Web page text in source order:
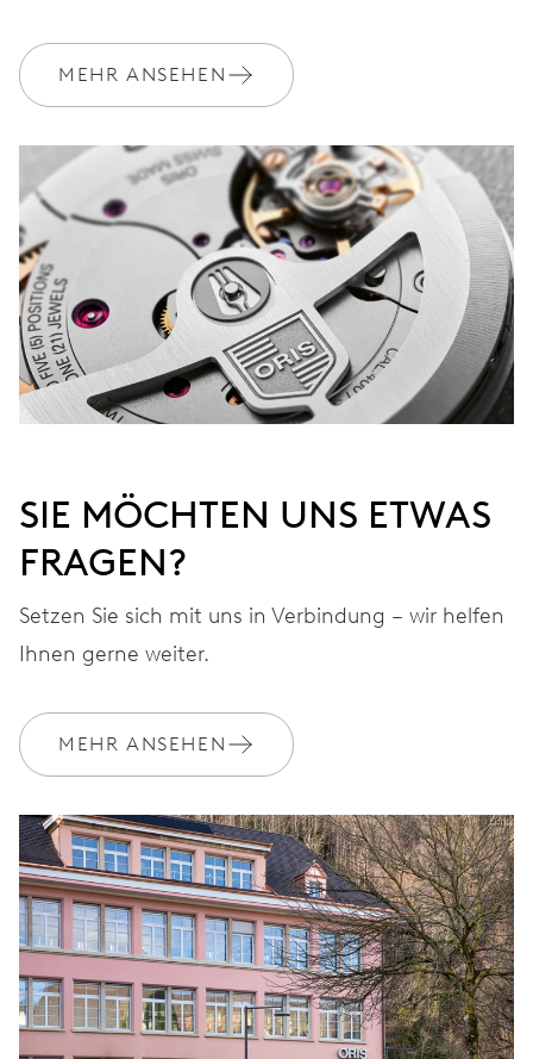
GARANTIE
Werden Sie Mitglied bei MyOris und verlängern Sie Ihre Garantie
MYORIS
MEHR ANSEHEN
SIE MÖCHTEN UNS ETWAS
FRAGEN?
Setzen Sie sich mit uns in Verbindung – wir helfen
Ihnen gerne weiter.
MEHR ANSEHEN